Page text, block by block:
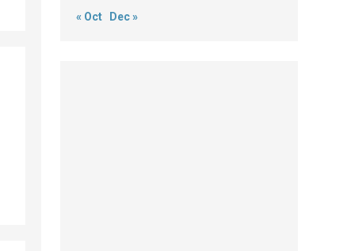
« Oct Dec »